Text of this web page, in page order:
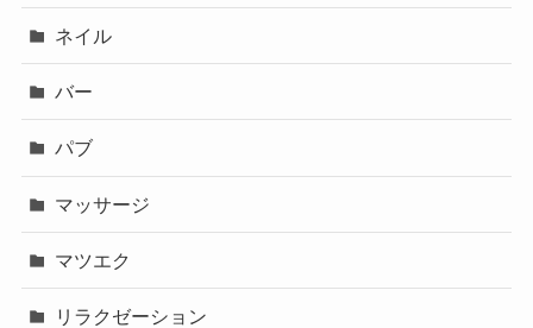
ネイル
バー
パブ
マッサージ
マツエク
リラクゼーション